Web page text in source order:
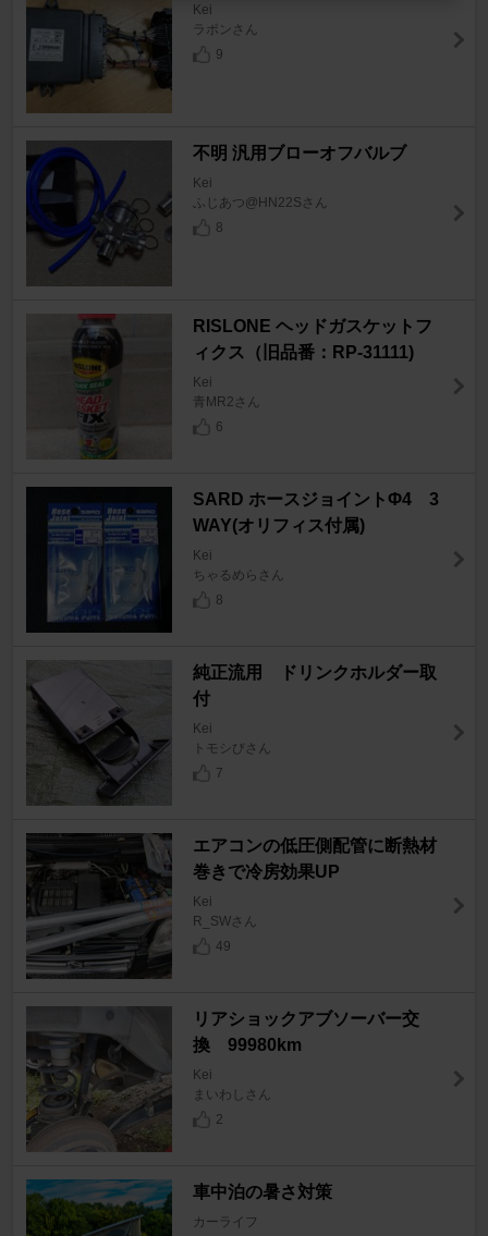
Kei
ラポンさん
9
不明 汎用ブローオフバルブ
Kei
ふじあつ@HN22Sさん
8
RISLONE ヘッドガスケットフ
ィクス（旧品番：RP-31111)
Kei
青MR2さん
6
SARD ホースジョイントΦ4 3
WAY(オリフィス付属)
Kei
ちゃるめらさん
8
純正流用 ドリンクホルダー取
付
Kei
トモシびさん
7
エアコンの低圧側配管に断熱材
巻きで冷房効果UP
Kei
R_SWさん
49
リアショックアブソーバー交
換 99980km
Kei
まいわしさん
2
車中泊の暑さ対策
カーライフ